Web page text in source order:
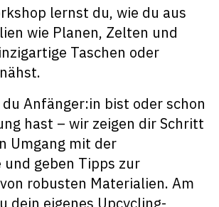
lernst du, wie du aus
wie Planen, Zelten und
Taschen oder
du Anfänger:in bist oder schon
hast – wir zeigen dir Schritt
Umgang mit der
und geben Tipps zur
robusten Materialien. Am
dein eigenes Upcycling-